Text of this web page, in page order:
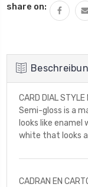
ERHÖHEN
UNDEFINED
VERRINGERN
share on:
CARD DIAL
Semi-gloss is a
looks like
white that looks
CADRAN EN